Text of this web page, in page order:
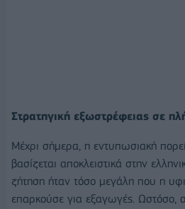
Στρατηγική εξωστρέφειας σε
Μέχρι σήμερα, η εντυπωσιακή
βασίζεται αποκλειστικά στην
ζήτηση ήταν τόσο μεγάλη που η
επαρκούσε για εξαγωγές. Ωστόσο,